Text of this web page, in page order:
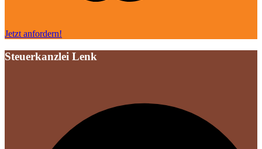
Jetzt anfordern!
Steuerkanzlei Lenk